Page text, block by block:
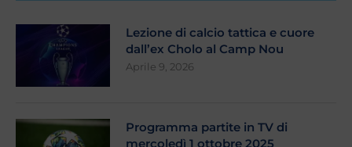
Lezione di calcio tattica e cuore
dall’ex Cholo al Camp Nou
Aprile 9, 2026
Programma partite in TV di
mercoledì 1 ottobre 2025